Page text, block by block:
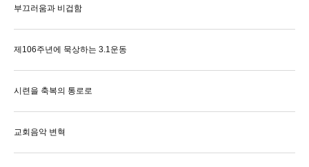
부끄러움과 비겁함
제106주년에 묵상하는 3.1운동
시련을 축복의 통로로
교회음악 변혁